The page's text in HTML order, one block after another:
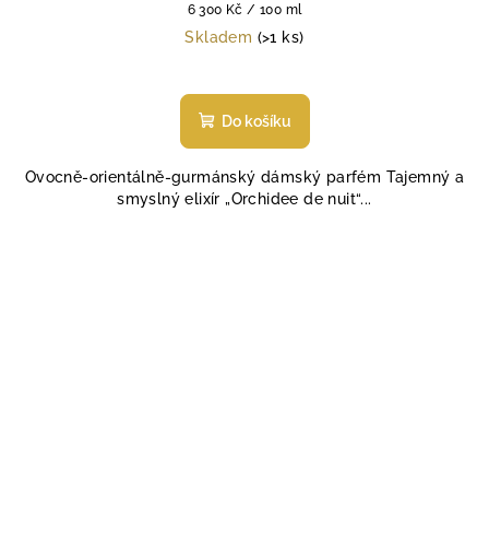
Měrná
cena:
6 300 Kč / 100 ml
Skladem (>1 ks)
hodnocení
produktu
z
5
Do košíku
Ovocně-orientálně-gurmánský dámský parfém Tajemný a
smyslný elixír „Orchidee de nuit“...